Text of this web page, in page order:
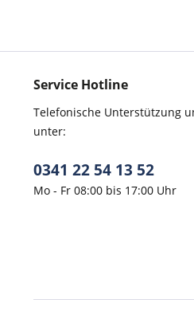
Service Hotline
Telefonische Unterstützung
unter:
0341 22 54 13 52
Mo - Fr 08:00 bis 17:00 Uhr